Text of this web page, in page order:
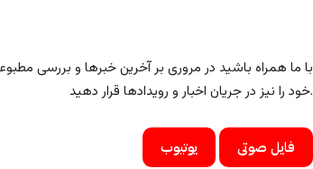
با ما همراه باشید در مروری بر آخرین خبرها و بررسی
خود را نیز در جریان اخبار و رویدادها قرار دهید.
یوتیوب فایل صوتی